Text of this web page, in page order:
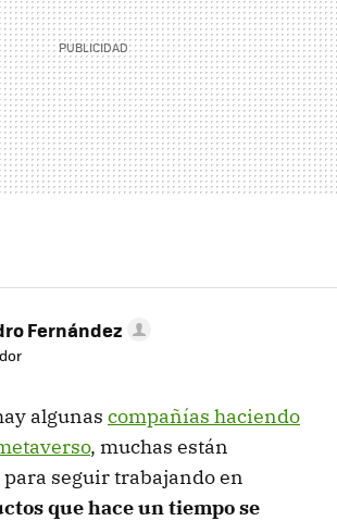
Fernández
algunas compañías haciendo
, muchas están
seguir trabajando en
que hace un tiempo se